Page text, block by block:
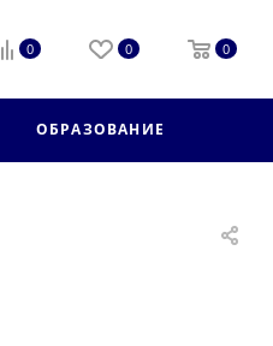
0 0 0
ОБРАЗОВАНИЕ